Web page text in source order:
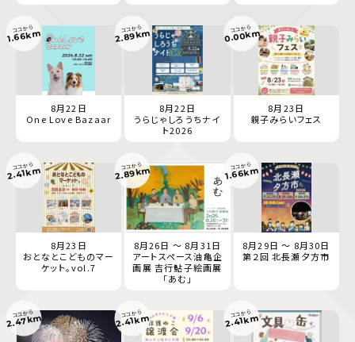
8月22日
One Love Bazaar
ココから
1.66km
8月22日
うらじゃしろうちナイ
ト2026
ココから
2.89km
8月23日
親子みらいフェス
ココから
0.00km
8月23日
おとなとこどものマー
ケット。vol.7
ココから
2.41km
8月26日 ～ 8月31日
アートスペース油亀企
画展 吉行鮎子絵画展
「あむ」
ココから
2.89km
8月29日 ～ 8月30日
第２回 北長瀬夕方市
ココから
1.66km
ココから
2.47km ココから
2.41km ココから
2.41km